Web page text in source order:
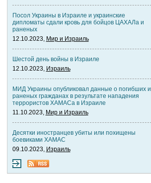
Посол Украины в Израиле и украинские
дипломаты сдали кровь для бойцов ЦАХАЛа и
раненых
12.10.2023, Мир и Израиль
Шестой день войны в Израиле
12.10.2023, Израиль
МИД Украины опубликовал данные о погибших и
раненых гражданах в результате нападения
террористов ХАМАСа в Израиле
11.10.2023, Мир и Израиль
Десятки иностранцев убиты или похищены
боевиками ХАМАС
09.10.2023, Израиль